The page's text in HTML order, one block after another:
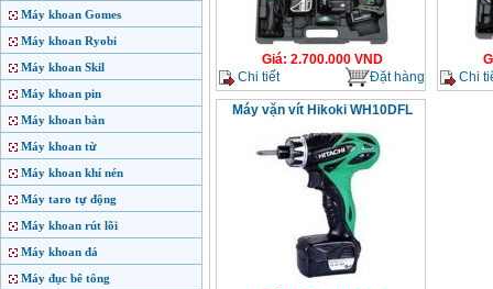
Máy khoan Gomes
Máy khoan Ryobi
Máy khoan Skil
Máy khoan pin
Máy khoan bàn
Máy khoan từ
Máy khoan khí nén
Máy taro tự động
Máy khoan rút lõi
Máy khoan đá
Máy đục bê tông
Giá: 2.700.000VND
Chi tiết
Đặt hàng
Chi
Máy vặn vít Hikoki WH10DFL